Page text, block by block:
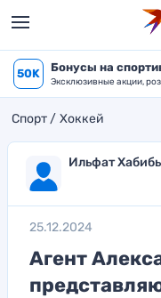
50K Бонусы на
Эксклюзивные акции,
Спорт Хоккей
Ильфат
25.12.2024
Агент